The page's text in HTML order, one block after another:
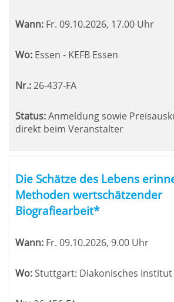
Wann: Fr. 09.10.2026, 17.00 Uhr
Wo: Essen - KEFB Essen
Nr.:26-437-FA
Status:Anmeldung sowie
direkt beim Veranstalter
Die Schätze des Lebens
Methoden wertschätzender
Biografiearbeit*
Wann: Fr. 09.10.2026, 9.00 Uhr
Wo:Stuttgart: Diakonisches Institut